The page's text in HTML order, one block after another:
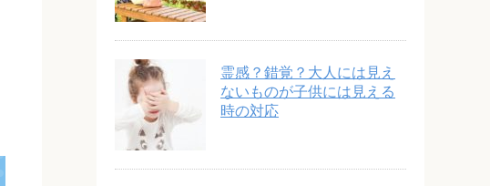
霊感？錯覚？大人には見え
ないものが子供には見える
時の対応